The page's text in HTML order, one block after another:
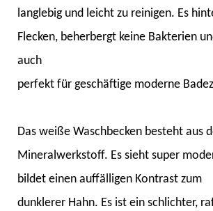
langlebig und leicht zu reinigen. Es
Flecken, beherbergt keine Bakterien
auch
perfekt für geschäftige moderne
Das weiße Waschbecken besteht aus
Mineralwerkstoff. Es sieht super
bildet einen auffälligen Kontrast zum
dunklerer Hahn. Es ist ein schlichter,